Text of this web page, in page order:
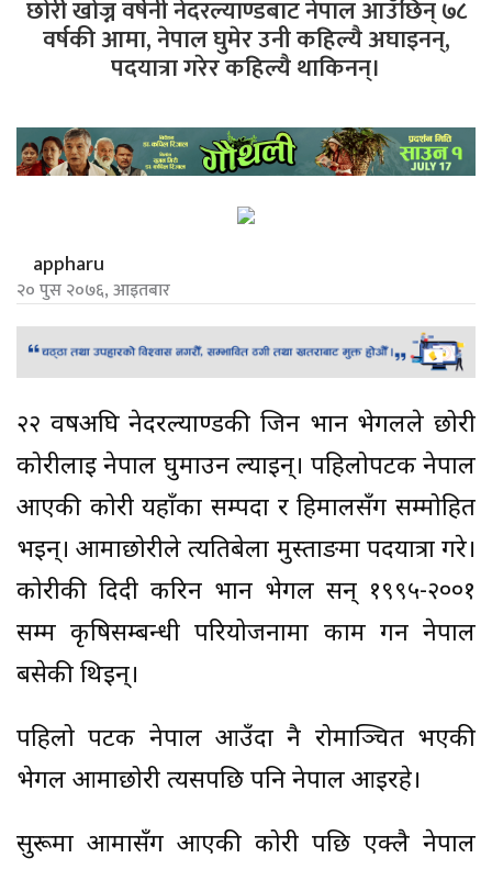
छोरी खोज्न वर्षेनी नेदरल्याण्डबाट नेपाल आउँछिन् ७८
वर्षकी आमा, नेपाल घुमेर उनी कहिल्यै अघाइनन्,
पदयात्रा गरेर कहिल्यै थाकिनन्।
appharu
२० पुस २०७६, आइतबार
२२ वर्षअघि नेदरल्याण्डकी जिन भान भेगलले छोरी
कोरीलाई नेपाल घुमाउन ल्याइन्। पहिलोपटक नेपाल
आएकी कोरी यहाँका सम्पदा र हिमालसँग सम्मोहित
भइन्। आमाछोरीले त्यतिबेला मुस्ताङमा पदयात्रा गरे।
कोरीकी दिदी करिन भान भेगल सन् १९९५-२००१
सम्म कृषिसम्बन्धी परियोजनामा काम गर्न नेपाल
बसेकी थिइन्।
पहिलो पटक नेपाल आउँदा नै रोमाञ्चित भएकी
भेगल आमाछोरी त्यसपछि पनि नेपाल आइरहे।
सुरूमा आमासँग आएकी कोरी पछि एक्लै नेपाल